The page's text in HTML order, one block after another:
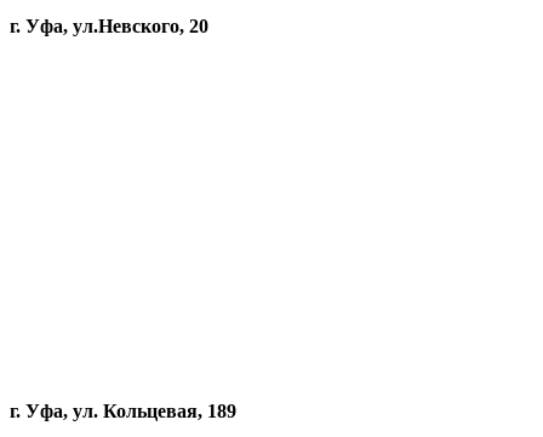
г. Уфа, ул.Невского, 20
г. Уфа, ул. Кольцевая, 189